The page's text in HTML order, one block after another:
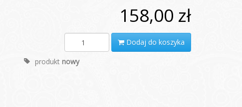
158,00 zł
Dodaj do koszyka
produkt nowy